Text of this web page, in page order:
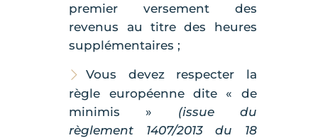
premier versement des
revenus au titre des heures
supplémentaires ;
Vous devez respecter la
règle européenne dite « de
minimis » (issue du
règlement 1407/2013 du 18